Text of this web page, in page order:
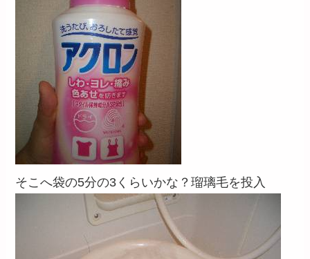
そこへ袋の5分の3くらいかな？瑠璃毛を投入